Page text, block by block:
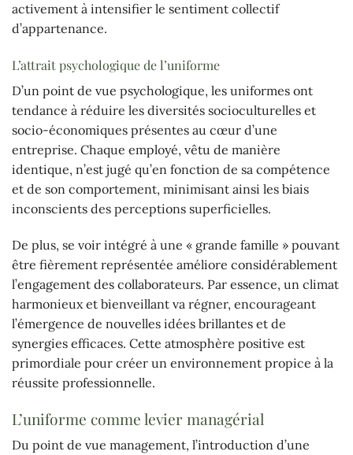
activement à intensifier le sentiment collectif
d’appartenance.
L’attrait psychologique de l’uniforme
D’un point de vue psychologique, les uniformes ont
tendance à réduire les diversités socioculturelles et
socio-économiques présentes au cœur d’une
entreprise. Chaque employé, vêtu de manière
identique, n’est jugé qu’en fonction de sa compétence
et de son comportement, minimisant ainsi les biais
inconscients des perceptions superficielles.
De plus, se voir intégré à une « grande famille » pouvant
être fièrement représentée améliore considérablement
l’engagement des collaborateurs. Par essence, un climat
harmonieux et bienveillant va régner, encourageant
l’émergence de nouvelles idées brillantes et de
synergies efficaces. Cette atmosphère positive est
primordiale pour créer un environnement propice à la
réussite professionnelle.
L’uniforme comme levier managérial
Du point de vue management, l’introduction d’une